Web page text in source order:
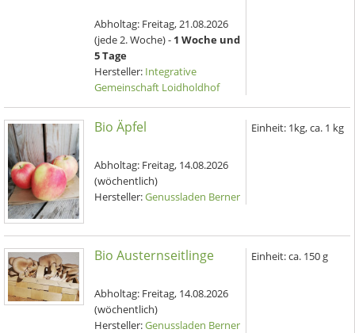
Abholtag: Freitag, 21.08.2026
(jede 2. Woche) - 1 Woche und
5 Tage
Hersteller: Integrative
Gemeinschaft Loidholdhof
Bio Äpfel
Abholtag: Freitag, 14.08.2026
(wöchentlich)
Hersteller:Genussladen Berner
Einheit: 1kg, ca. 1 kg
Bio Austernseitlinge
Abholtag: Freitag, 14.08.2026
(wöchentlich)
Hersteller:Genussladen Berner
Einheit:ca. 150 g